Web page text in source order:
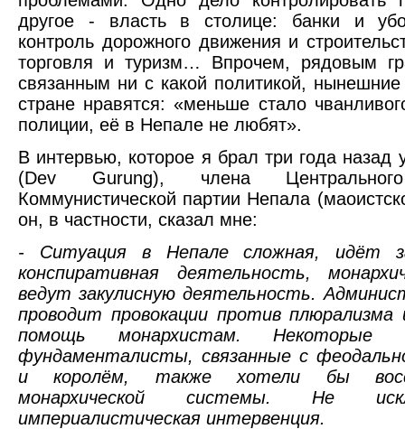
другое - власть в столице: банки и
контроль дорожного движения и
торговля и туризм… Впрочем, рядовым
связанным ни с какой политикой,
стране нравятся: «меньше стало
полиции, её в Непале не любят».
В интервью, которое я брал три года назад
(Dev Gurung), члена
Коммунистической партии Непала
он, в частности, сказал мне:
- Ситуация в Непале сложная, идёт
конспиративная деятельность,
ведут закулисную деятельность.
проводит провокации против плюрализма
помощь монархистам. Некоторые
фундаменталисты, связанные с
и королём, также хотели бы
монархической системы. Не
империалистическая интервенция.